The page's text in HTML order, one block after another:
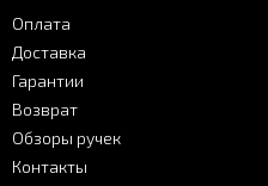
Оплата
Доставка
Гарантии
Возврат
Обзоры ручек
Контакты